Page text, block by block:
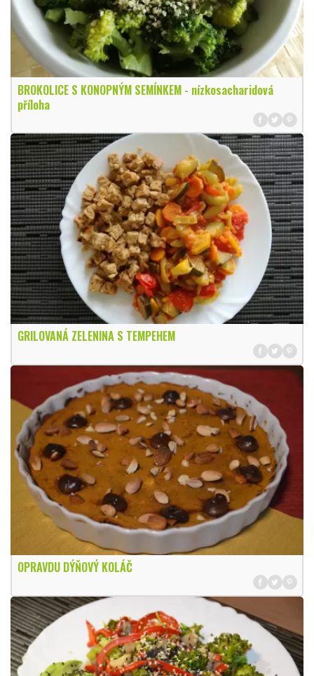
BROKOLICE S KONOPNÝM SEMÍNKEM - nízkosacharidová
příloha
GRILOVANÁ ZELENINA S TEMPEHEM
OPRAVDU DÝŇOVÝ KOLÁČ